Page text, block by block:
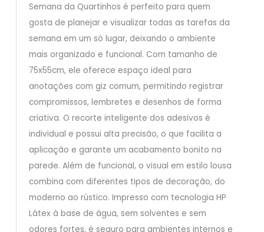
Semana da Quartinhos é perfeito para quem
gosta de planejar e visualizar todas as tarefas da
semana em um só lugar, deixando o ambiente
mais organizado e funcional. Com tamanho de
75x55cm, ele oferece espaço ideal para
anotações com giz comum, permitindo registrar
compromissos, lembretes e desenhos de forma
criativa. O recorte inteligente dos adesivos é
individual e possui alta precisão, o que facilita a
aplicação e garante um acabamento bonito na
parede. Além de funcional, o visual em estilo lousa
combina com diferentes tipos de decoração, do
moderno ao rústico. Impresso com tecnologia HP
Látex à base de água, sem solventes e sem
odores fortes, é seguro para ambientes internos e